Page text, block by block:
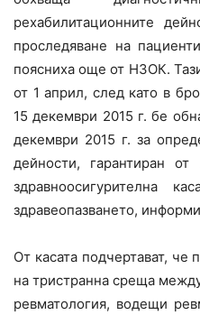
рехабилитационните
проследяване на
поясниха още от НЗОК.
от 1 април, след като в
15 декември 2015 г. бе
декември 2015 г. за
дейности, гарантиран
здравноосигурителна
здравеопазването,
От касата подчертават,
на тристранна среща
ревматология, водещи